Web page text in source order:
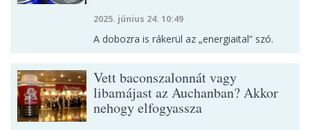
2025. június 24. 10:49
A dobozra is rákerül az „energiaital” szó.
Vett baconszalonnát vagy
libamájast az Auchanban? Akkor
nehogy elfogyassza